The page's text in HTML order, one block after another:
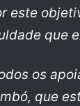
este
que
os
que